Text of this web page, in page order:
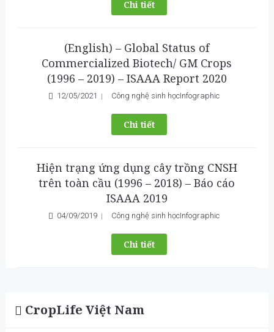
Chi tiết
(English) – Global Status of
Commercialized Biotech/ GM Crops
(1996 – 2019) – ISAAA Report 2020
12/05/2021 Công nghệ sinh họcInfographic
Chi tiết
Hiện trạng ứng dụng cây trồng CNSH
trên toàn cầu (1996 – 2018) – Báo cáo
ISAAA 2019
04/09/2019 Công nghệ sinh họcInfographic
Chi tiết
CropLife Việt Nam